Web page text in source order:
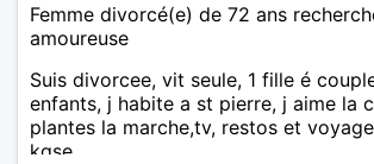
Femme divorcé(e) de 72 ans
amoureuse
Suis divorcee, vit seule, 1 fille é
enfants, j habite a st pierre, j aime la
plantes la marche,tv, restos et
kgse